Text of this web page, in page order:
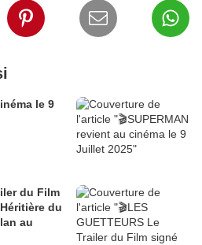
le 9
du Film
du
au